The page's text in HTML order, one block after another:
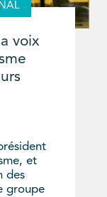
voix
et
des
groupe